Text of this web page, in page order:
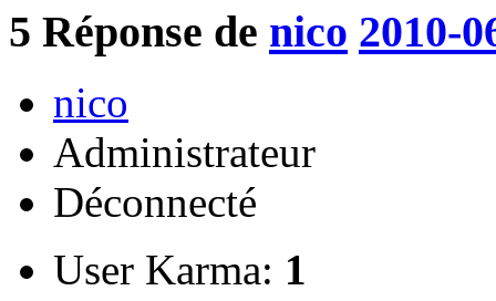
5 Réponse de nico 2010-
nico
Administrateur
Déconnecté
User Karma: 1